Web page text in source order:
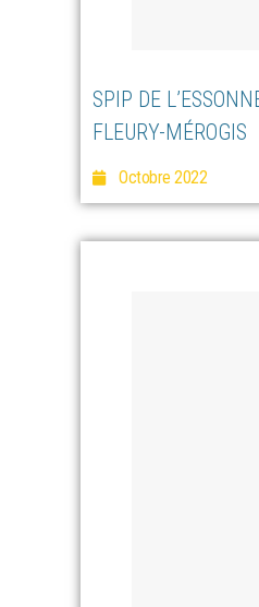
SPIP DE
FLEURY-MÉROGIS
Octobre 2022